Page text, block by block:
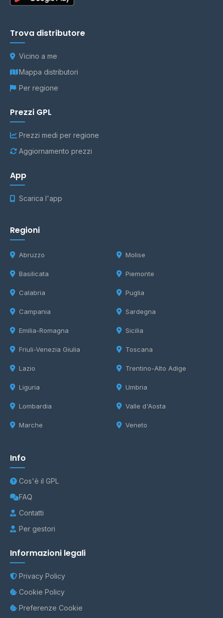
Trova distributore
Vicino a me
Mappa distributori
Per regione
Prezzi GPL
Prezzi medi per regione
Aggiornamento prezzi
App
Scarica l'app
Regioni
Abruzzo
Basilicata
Calabria
Campania
Emilia-Romagna
Friuli-Venezia Giulia
Lazio
Liguria
Lombardia
Marche
Molise
Piemonte
Puglia
Sardegna
Sicilia
Toscana
Trentino-Alto Adige
Umbria
Valle d'Aosta
Veneto
Info
Cos'è il GPL
FAQ
Contatti
Per gestori
Informazioni legali
Privacy Policy
Cookie Policy
Preferenze Cookie